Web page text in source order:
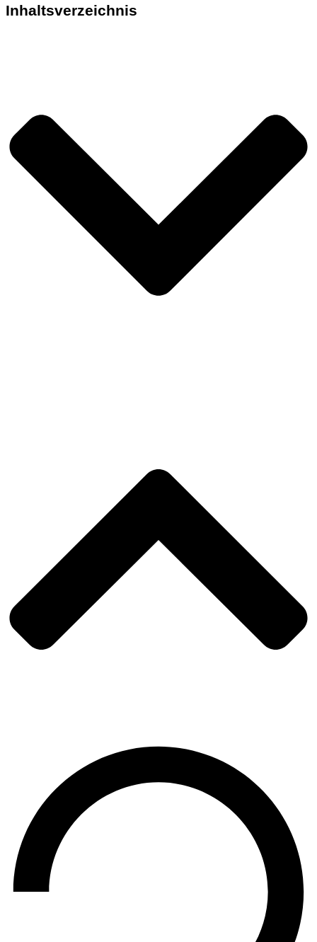
Inhaltsverzeichnis